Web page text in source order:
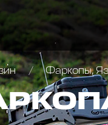
Фаркопы,